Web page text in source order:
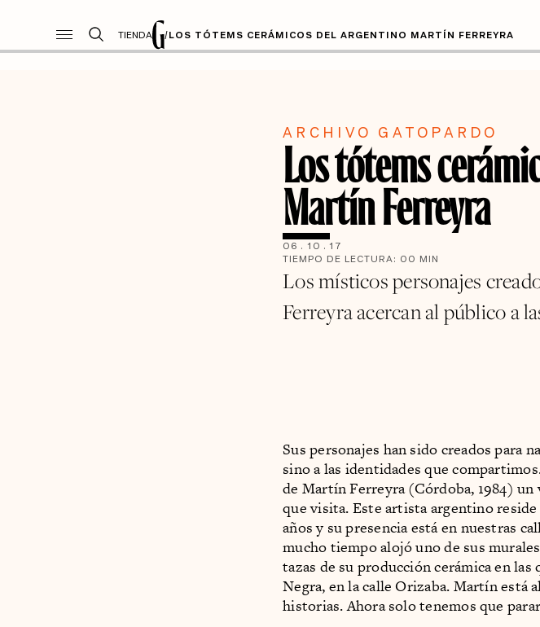
TIENDA /LOS TÓTEMS CERÁMICOS DEL ARGENTINO MARTÍN FERREYRA
ARCHIVO GATOPARDO
Los tótems
Martín Ferreyra
06 . 10 . 17
TIEMPO DE LECTURA: 00 MIN
Los místicos personajes
Ferreyra acercan al público a
Sus personajes han sido creados para
sino a las identidades que
de Martín Ferreyra (Córdoba, 1984) un
que visita. Este artista argentino
años y su presencia está en nuestras
mucho tiempo alojó uno de sus
tazas de su producción cerámica en
Negra, en la calle Orizaba. Martín está
historias. Ahora solo tenemos que